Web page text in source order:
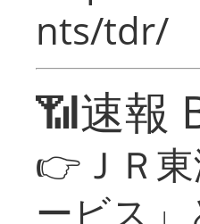
nts/tdr/
📶速報
👉ＪＲ
ービス